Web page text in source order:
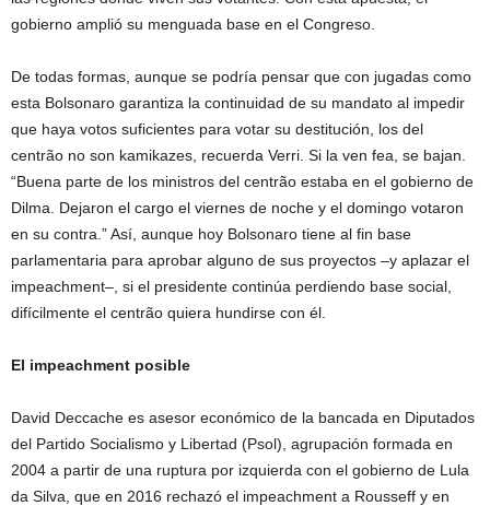
gobierno amplió su menguada base en el Congreso.
De todas formas, aunque se podría pensar que con jugadas como
esta Bolsonaro garantiza la continuidad de su mandato al impedir
que haya votos suficientes para votar su destitución, los del
centrão no son kamikazes, recuerda Verri. Si la ven fea, se bajan.
“Buena parte de los ministros del centrão estaba en el gobierno de
Dilma. Dejaron el cargo el viernes de noche y el domingo votaron
en su contra.” Así, aunque hoy Bolsonaro tiene al fin base
parlamentaria para aprobar alguno de sus proyectos –y aplazar el
impeachment–, si el presidente continúa perdiendo base social,
difícilmente el centrão quiera hundirse con él.
El impeachment posible
David Deccache es asesor económico de la bancada en Diputados
del Partido Socialismo y Libertad (Psol), agrupación formada en
2004 a partir de una ruptura por izquierda con el gobierno de Lula
da Silva, que en 2016 rechazó el impeachment a Rousseff y en